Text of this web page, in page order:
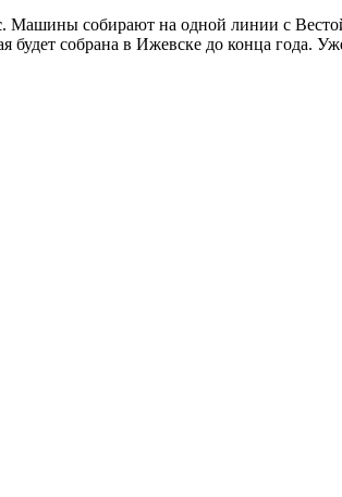
. Машины собирают на одной линии с
будет собрана в Ижевске до конца года.